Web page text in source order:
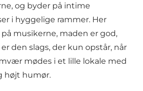
og byder på intime
i hyggelige rammer. Her
musikerne, maden er god,
den slags, der kun opstår, når
mødes i et lille lokale med
højt humør.